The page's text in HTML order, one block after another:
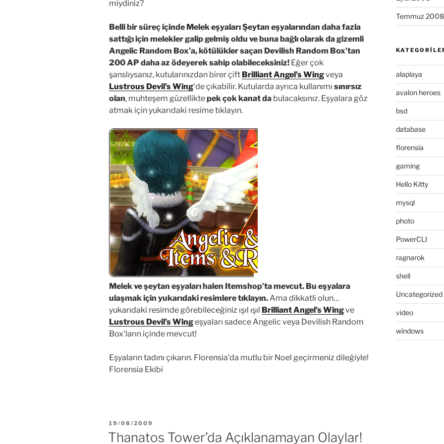
miydiniz?
Belli bir süreç içinde Melek eşyaları Şeytan eşyalarından daha fazla
sattığı için melekler galip gelmiş oldu ve buna bağlı olarak da gizemli
Angelic Random Box’a, kötülükler saçan Devilish Random Box’tan
200 AP daha az ödeyerek sahip olabileceksiniz! Eğer çok
şanslıysanız, kutularınızdan birer çift Brilliant Angel’s Wingveya
Lustrous Devil’s Wing‘de çıkabilir. Kutularda ayrıca kullanımı sınırsız
olan, muhteşem güzelliktepek çok kanat da bulacaksınız. Eşyalara göz
atmak için yukarıdaki resime tıklayın.
Melek ve şeytan eşyaları halen Itemshop’ta mevcut. Bu eşyalara
ulaşmak için yukarıdaki resimlere tıklayın.Ama dikkatli olun…
yukarıdaki resimde görebileceğiniz ışıl ışıl Brilliant Angel’s Wingve
Lustrous Devil’s Wingeşyaları sadece Angelic veya Devilish Random
Box’ların içinde mevcut!
Eşyaların tadını çıkarın. Florensia’da mutlu bir Noel geçirmeniz dileğiyle!
Florensia Ekibi
YAYIM
TARIHI
19/08/2009
Thanatos Tower’da Açıklanamayan Olaylar!
Temmuz 2008
alaplaya
avalon heroes
bsd
database
florensia
gaming
Hello Kitty
mysql
photo
PowerCLI
ragnarok
shell
Uncategorized
video
windows